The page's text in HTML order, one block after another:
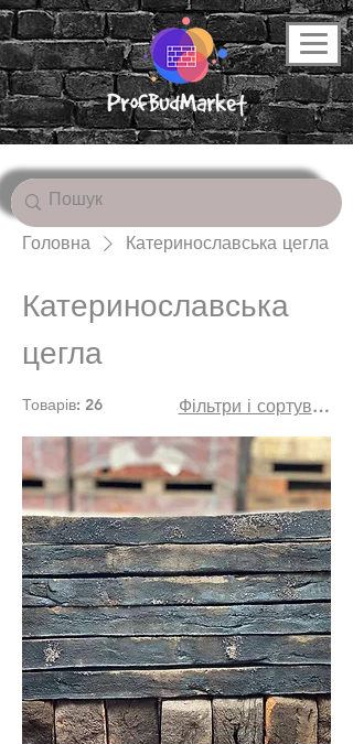
Головна Катеринославська цегла
Катеринославська
цегла
Товарів: 26 Фільтри і сортування